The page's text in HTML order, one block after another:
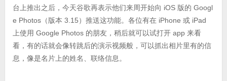
台上推出之后，今天谷歌再表示他们来周开始向 iOS 版的 Googl
e Photos（版本 3.15）推送这功能。各位有在 iPhone 或 iPad
上使用 Google Photos 的朋友，稍后就可以试打开 app 来看
看，有的话就会像转跳后的演示视频般，可以抓出相片里有的信
息，像是名片上的姓名、联络信息。